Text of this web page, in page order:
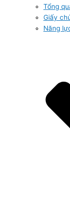
Tổng
Giấy
Năng